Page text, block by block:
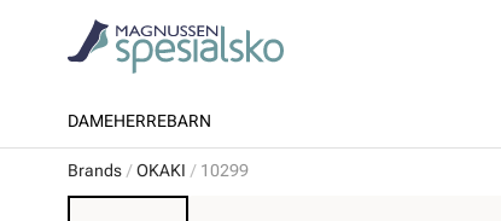
DAMEHERREBARN
Brands OKAKI 10299